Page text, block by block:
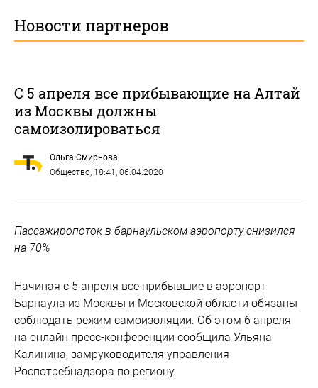
Новости партнеров
С 5 апреля все прибывающие на Алтай
из Москвы должны
самоизолироваться
Ольга Смирнова
Общество, 18:41, 06.04.2020
Пассажиропоток в барнаульском аэропорту снизился
на 70%
Начиная с 5 апреля все прибывшие в аэропорт
Барнаула из Москвы и Московской области обязаны
соблюдать режим самоизоляции. Об этом 6 апреля
на онлайн пресс-конференции сообщила Ульяна
Калинина, замруководителя управления
Роспотребнадзора по региону.